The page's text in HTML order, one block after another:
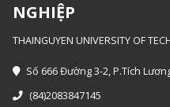
NGHIỆP
THAINGUYEN UNIVERSITY OF
Số 666 Đường 3-2, P.Tích
(84)2083847145